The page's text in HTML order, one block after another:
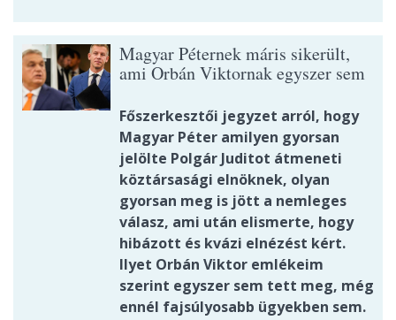
Magyar Péternek máris sikerült,
ami Orbán Viktornak egyszer sem
Főszerkesztői jegyzet arról, hogy
Magyar Péter amilyen gyorsan
jelölte Polgár Juditot átmeneti
köztársasági elnöknek, olyan
gyorsan meg is jött a nemleges
válasz, ami után elismerte, hogy
hibázott és kvázi elnézést kért.
Ilyet Orbán Viktor emlékeim
szerint egyszer sem tett meg, még
ennél fajsúlyosabb ügyekben sem.